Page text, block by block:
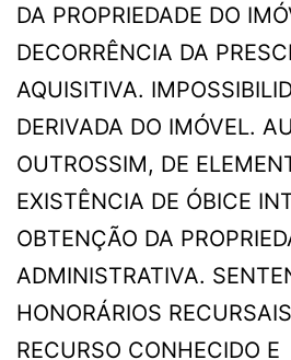
DA PROPRIEDADE DO
DECORRÊNCIA DA
AQUISITIVA.
DERIVADA DO IMÓVEL.
OUTROSSIM, DE
EXISTÊNCIA DE ÓBICE
OBTENÇÃO DA
ADMINISTRATIVA.
HONORÁRIOS
RECURSO CONHECIDO E